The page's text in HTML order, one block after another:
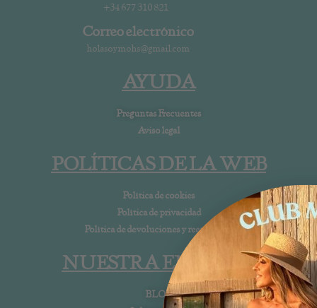
+34 677 310 821
Correo electrónico
holasoymohs@gmail.com
AYUDA
Preguntas Frecuentes
Aviso legal
POLÍTICAS DE LA WEB
Política de cookies
Política de privacidad
Política de devoluciones y reembolsos
NUESTRA EMPRESA
BLOG